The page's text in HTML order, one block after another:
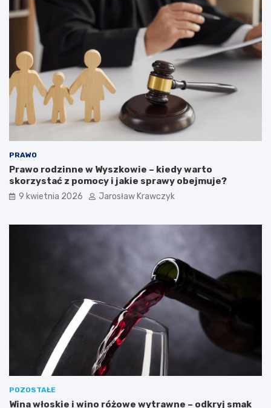
PRAWO
Prawo rodzinne w Wyszkowie – kiedy warto
skorzystać z pomocy i jakie sprawy obejmuje?
9 kwietnia 2026 Jarosław Krawczyk
POZOSTAŁE
Wina włoskie i wino różowe wytrawne – odkryj smak